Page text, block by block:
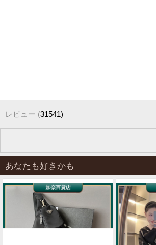
レビュー (31541)
あなたも好きかも